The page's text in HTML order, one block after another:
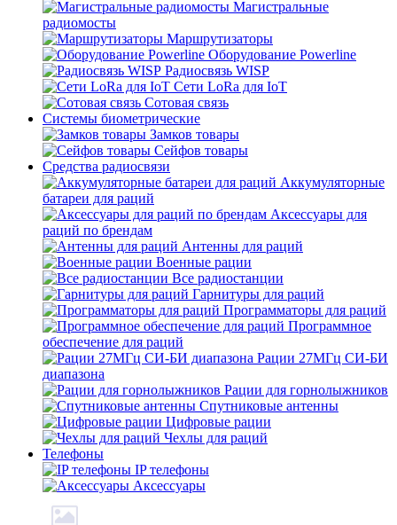
Магистральные
радиомосты
Маршрутизаторы
Оборудование Powerline
Радиосвязь WISP
Сети LoRa для IoT
Сотовая связь
Системы биометрические
Замков товары
Сейфов товары
Средства радиосвязи
Аккумуляторные
батареи для раций
Аксессуары для
раций по брендам
Антенны для раций
Военные рации
Все радиостанции
Гарнитуры для раций
Программаторы для раций
Программное
обеспечение для раций
Рации 27МГц СИ-БИ
диапазона
Рации для горнолыжников
Спутниковые антенны
Цифровые рации
Чехлы для раций
Телефоны
IP телефоны
Аксессуары